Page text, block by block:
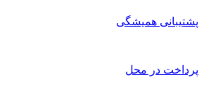
پشتیبانی همیشگی
پرداخت در محل